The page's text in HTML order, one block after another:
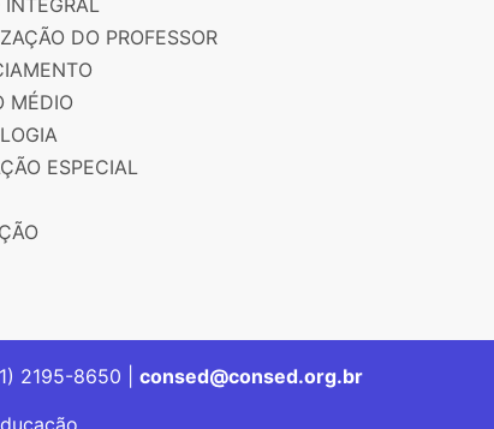
DO PROFESSOR
MÉDIO
ESPECIAL
2195-8650 | consed@consed.org.br